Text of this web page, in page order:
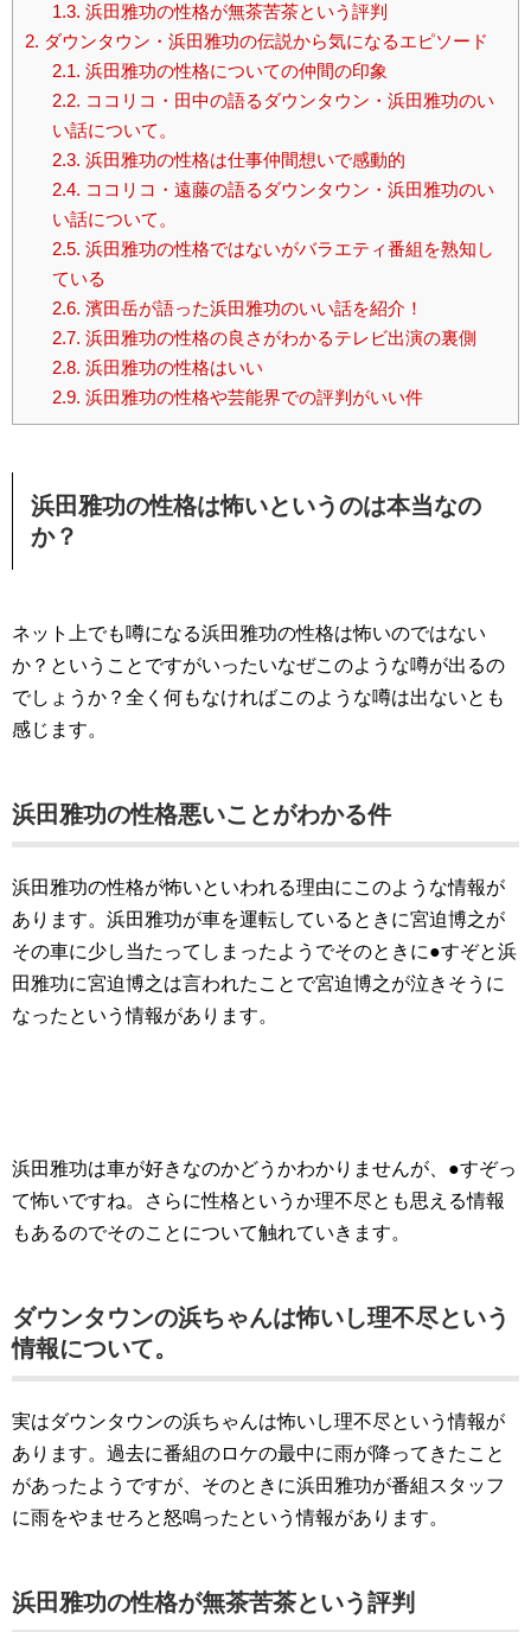
1.3. 浜田雅功の性格が無茶苦茶という評判
2. ダウンタウン・浜田雅功の伝説から気になるエピソード
2.1. 浜田雅功の性格についての仲間の印象
2.2. ココリコ・田中の語るダウンタウン・浜田雅功のい
い話について。
2.3. 浜田雅功の性格は仕事仲間想いで感動的
2.4. ココリコ・遠藤の語るダウンタウン・浜田雅功のい
い話について。
2.5. 浜田雅功の性格ではないがバラエティ番組を熟知し
ている
2.6. 濱田岳が語った浜田雅功のいい話を紹介！
2.7. 浜田雅功の性格の良さがわかるテレビ出演の裏側
2.8. 浜田雅功の性格はいい
2.9. 浜田雅功の性格や芸能界での評判がいい件
浜田雅功の性格は怖いというのは本当なの
か？
ネット上でも噂になる浜田雅功の性格は怖いのではない
か？ということですがいったいなぜこのような噂が出るの
でしょうか？全く何もなければこのような噂は出ないとも
感じます。
浜田雅功の性格悪いことがわかる件
浜田雅功の性格が怖いといわれる理由にこのような情報が
あります。浜田雅功が車を運転しているときに宮迫博之が
その車に少し当たってしまったようでそのときに●すぞと浜
田雅功に宮迫博之は言われたことで宮迫博之が泣きそうに
なったという情報があります。
浜田雅功は車が好きなのかどうかわかりませんが、●すぞっ
て怖いですね。さらに性格というか理不尽とも思える情報
もあるのでそのことについて触れていきます。
ダウンタウンの浜ちゃんは怖いし理不尽という
情報について。
実はダウンタウンの浜ちゃんは怖いし理不尽という情報が
あります。過去に番組のロケの最中に雨が降ってきたこと
があったようですが、そのときに浜田雅功が番組スタッフ
に雨をやませろと怒鳴ったという情報があります。
浜田雅功の性格が無茶苦茶という評判